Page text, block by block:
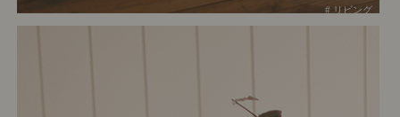
# リビング